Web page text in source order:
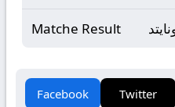
Matche Result
Facebook Twitter